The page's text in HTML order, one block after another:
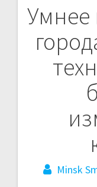
Умнее
Minsk
по